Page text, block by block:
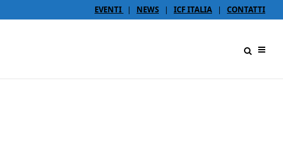
EVENTI | NEWS | ICF ITALIA | CONTATTI